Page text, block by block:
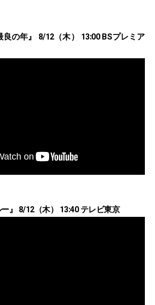
良の年』 8/12（木） 13:00 BSプレミア
ー』 8/12（木） 13:40 テレビ東京